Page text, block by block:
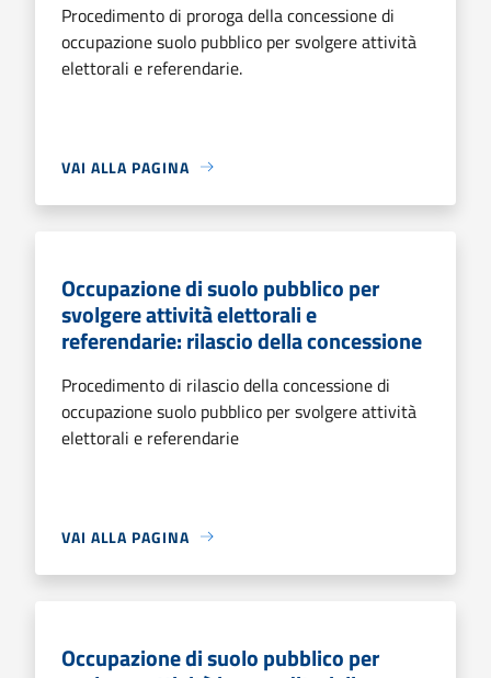
Procedimento di proroga della concessione di
occupazione suolo pubblico per svolgere attività
elettorali e referendarie.
VAI ALLA PAGINA
Occupazione di suolo pubblico per
svolgere attività elettorali e
referendarie: rilascio della concessione
Procedimento di rilascio della concessione di
occupazione suolo pubblico per svolgere attività
elettorali e referendarie
VAI ALLA PAGINA
Occupazione di suolo pubblico per